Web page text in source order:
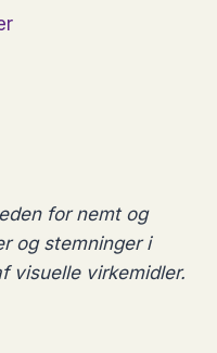
for nemt og
og stemninger i
visuelle virkemidler.